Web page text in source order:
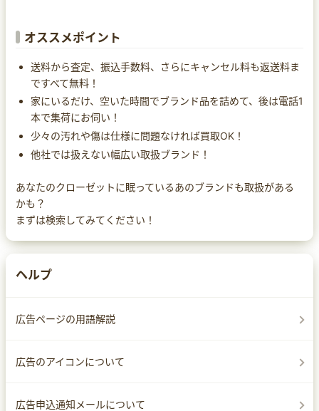
オススメポイント
送料から査定、振込手数料、さらにキャンセル料も返送料ま
ですべて無料！
家にいるだけ、空いた時間でブランド品を詰めて、後は電話1
本で集荷にお伺い！
少々の汚れや傷は仕様に問題なければ買取OK！
他社では扱えない幅広い取扱ブランド！
あなたのクローゼットに眠っているあのブランドも取扱がある
かも？
まずは検索してみてください！
ヘルプ
広告ページの用語解説
広告のアイコンについて
広告申込通知メールについて